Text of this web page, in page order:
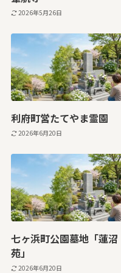
2026年5月26日
利府町営たてやま霊園
2026年6月20日
七ヶ浜町公園墓地「蓮沼
苑」
2026年6月20日